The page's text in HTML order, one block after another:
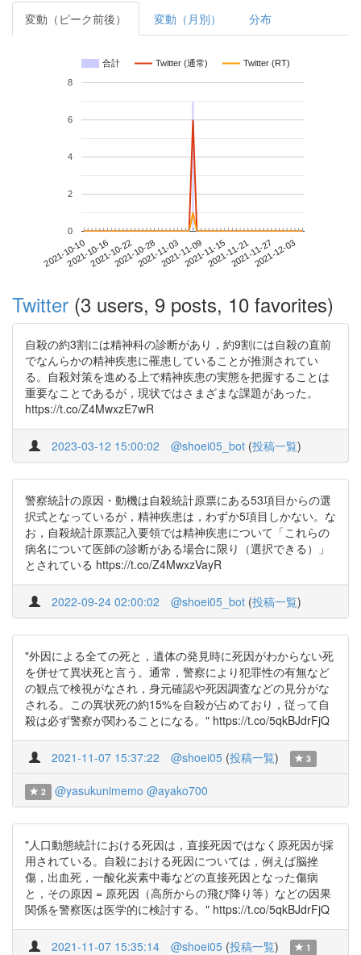
変動（ピーク前後） 変動（月別） 分布
合計 Twitter (通常) Twitter (RT)
2021-10-102021-10-162021-10-222021-10-282021-11-032021-11-092021-11-152021-11-212021-11-272021-12-03
0
2
4
6
8
Twitter (3 users, 9 posts, 10 favorites)
自殺の約3割には精神科の診断があり，約9割には自殺の直前
でなんらかの精神疾患に罹患していることが推測されてい
る。自殺対策を進める上で精神疾患の実態を把握することは
重要なことであるが，現状ではさまざまな課題があった。
https://t.co/Z4MwxzE7wR
2023-03-12 15:00:02 @shoei05_bot (投稿一覧)
警察統計の原因・動機は自殺統計原票にある53項目からの選
択式となっているが，精神疾患は，わずか5項目しかない。な
お，自殺統計原票記入要領では精神疾患について「これらの
病名について医師の診断がある場合に限り（選択できる）」
とされている https://t.co/Z4MwxzVayR
2022-09-24 02:00:02 @shoei05_bot (投稿一覧)
"外因による全ての死と，遺体の発見時に死因がわからない死
を併せて異状死と言う。通常，警察により犯罪性の有無など
の観点で検視がなされ，身元確認や死因調査などの見分がな
される。この異状死の約15%を自殺が占めており，従って自
殺は必ず警察が関わることになる。" https://t.co/5qkBJdrFjQ
2021-11-07 15:37:22 @shoei05 (投稿一覧) 3
2 @yasukunimemo @ayako700
"人口動態統計における死因は，直接死因ではなく原死因が採
用されている。自殺における死因については，例えば脳挫
傷，出血死，一酸化炭素中毒などの直接死因となった傷病
と，その原因 = 原死因（高所からの飛び降り等）などの因果
関係を警察医は医学的に検討する。" https://t.co/5qkBJdrFjQ
2021-11-07 15:35:14 @shoei05 (投稿一覧) 1